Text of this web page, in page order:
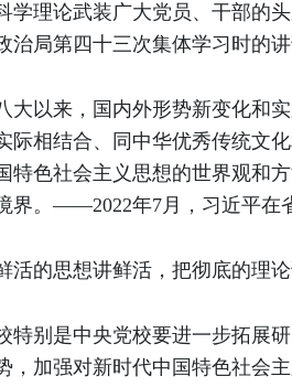
学理论武装广大党员、干部的
治局第四十三次集体学习时的
大以来，国内外形势新变化和
际相结合、同中华优秀传统文
特色社会主义思想的世界观和
界。——2022年7月，习近平在
活的思想讲鲜活，把彻底的理
特别是中央党校要进一步拓展
，加强对新时代中国特色社会